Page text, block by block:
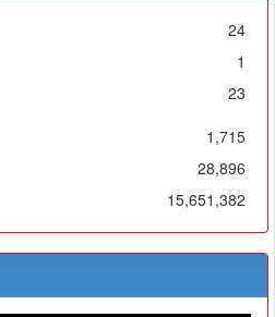
24
1
23
1,715
28,896
15,651,382